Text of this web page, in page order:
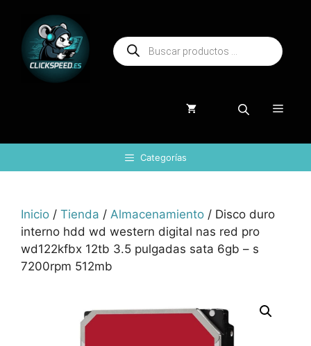
contenido
Búsqueda
de
productos
Menú
Categorías
Inicio / Tienda / Almacenamiento / Disco duro
interno hdd wd western digital nas red pro
wd122kfbx 12tb 3.5 pulgadas sata 6gb – s
7200rpm 512mb